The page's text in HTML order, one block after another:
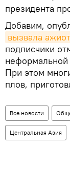
президента
Добавим,
вызвала
подписчики
неформальной
При этом
плов,
Все новости
Центральная Азия